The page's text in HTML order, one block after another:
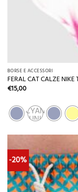
BORSE E ACCESSORI
FERAL CAT CALZE NIKE
€15,00
CYAN
UNI
-20%